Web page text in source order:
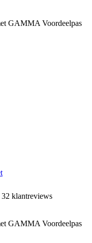
GAMMA Voordeelpas
32 klantreviews
GAMMA Voordeelpas